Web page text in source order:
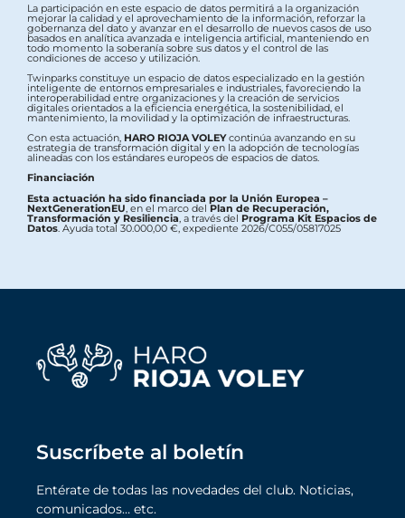
La participación en este espacio de datos permitirá a la organización
mejorar la calidad y el aprovechamiento de la información, reforzar la
gobernanza del dato y avanzar en el desarrollo de nuevos casos de uso
basados en analítica avanzada e inteligencia artificial, manteniendo en
todo momento la soberanía sobre sus datos y el control de las
condiciones de acceso y utilización.
Twinparks constituye un espacio de datos especializado en la gestión
inteligente de entornos empresariales e industriales, favoreciendo la
interoperabilidad entre organizaciones y la creación de servicios
digitales orientados a la eficiencia energética, la sostenibilidad, el
mantenimiento, la movilidad y la optimización de infraestructuras.
Con esta actuación, HARO RIOJA VOLEYcontinúa avanzando en su
estrategia de transformación digital y en la adopción de tecnologías
alineadas con los estándares europeos de espacios de datos.
Financiación
Esta actuación ha sido financiada por la Unión Europea –
NextGenerationEU , en el marco delPlan de Recuperación,
Transformación y Resiliencia , a través del Programa Kit Espacios de
Datos . Ayuda total 30.000,00 €, expediente 2026/C055/05817025
Suscríbete al boletín
Entérate de todas las novedades del club. Noticias,
comunicados… etc.